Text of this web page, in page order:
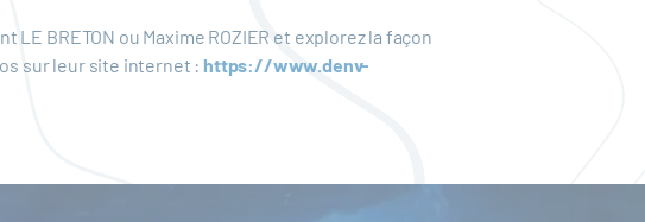
BRETON ou Maxime ROZIER et explorez la façon
sur leur site internet : https://www.denv-